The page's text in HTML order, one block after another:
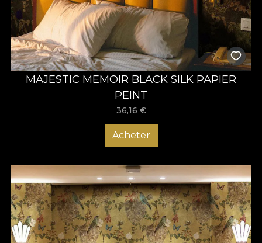
MAJESTIC MEMOIR BLACK SILK PAPIER
PEINT
36,16 €
Acheter